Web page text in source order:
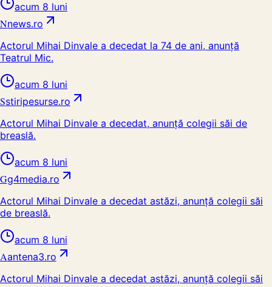
acum 8 luni
Nnews.ro
Actorul Mihai Dinvale a decedat la 74 de ani, anunță
Teatrul Mic.
acum 8 luni
Sstiripesurse.ro
Actorul Mihai Dinvale a decedat, anunță colegii săi de
breaslă.
acum 8 luni
Gg4media.ro
Actorul Mihai Dinvale a decedat astăzi, anunță colegii săi
de breaslă.
acum 8 luni
Aantena3.ro
Actorul Mihai Dinvale a decedat astăzi, anunță colegii săi